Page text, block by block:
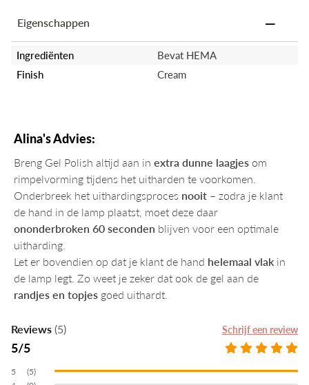
Breng eenzeer dunne laag
Laat60 seconden uithardenzonder onderbreking
Breng een
aan
Opnieuw
uitharden gedurende 60 seconden
Breng een laag
No Wipe Topcoataan
Hydroxypropyl Methacrylate, Mica, Ethyl Trimethylbenzoyl
Phenylphosphinate, Hydroxycyclohexyl Phenyl Ketone, May
Contain: Red 34 (CI 15880), Yellow 5 (CI 19140), Violet 2 (CI
60725), Red 30 (CI 73360), Aluminum Powder (CI 77000),
Ultramarines (CI 77007), Black 2 (CI 77266), Chromium Oxide
Greens (CI 77288), Titanium Dioxide (CI 77891)
Eigenschappen
Ingrediënten
Bevat HEMA
Finish
Cream
Alina's Advies:
Breng Gel Polish altijd aan in extra dunne laagjes om
rimpelvorming tijdens het uitharden te voorkomen.
Onderbreek het uithardingsproces nooit – zodra je klant
de hand in de lamp plaatst, moet deze daar
ononderbroken 60 seconden blijven voor een optimale
uitharding.
Let er bovendien op dat je klant de hand helemaal vlak in
de lamp legt. Zo weet je zeker dat ook de gel aan de
randjes en topjes goed uithardt.
Reviews(5) Schrijf een review
5
(5)